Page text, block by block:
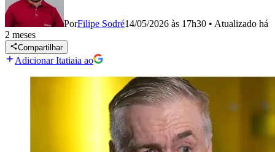
PorFilipe Sodré14/05/2026 às 17h30 • Atualizado há
2 meses
Compartilhar
Adicionar Itatiaia ao